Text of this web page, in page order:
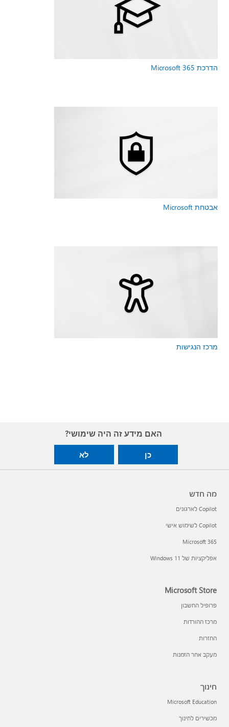
הדרכת Microsoft 365
אבטחת Microsoft
מרכז הנגישות
האם מידע זה היה שימושי?
כן לא
מה חדש
Copilot לארגונים
Copilot לשימוש אישי
Microsoft 365
אפליקציות של Windows 11‏
Microsoft Store
פרופיל החשבון
מרכז ההורדות
החזרות
מעקב אחר הזמנות
חינוך
Microsoft Education
מכשירים לחינוך